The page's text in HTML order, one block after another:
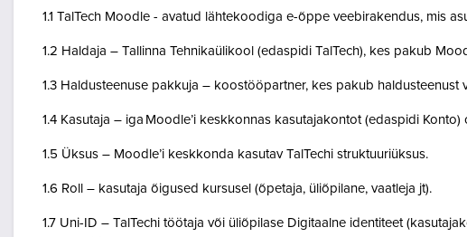
1.1 TalTech Moodle - avatud lähtekoodiga e-õppe veebirakendus, mis
1.2 Haldaja – Tallinna Tehnikaülikool (edaspidi TalTech), kes pakub
1.3 Haldusteenuse pakkuja – koostööpartner, kes pakub haldusteenust
1.4 Kasutaja – iga Moodle’i keskkonnas kasutajakontot (edaspidi Konto)
1.5 Üksus – Moodle’i keskkonda kasutav TalTechi struktuuriüksus.
1.6 Roll – kasutaja õigused kursusel (õpetaja, üliõpilane, vaatleja jt).
1.7 Uni-ID – TalTechi töötaja või üliõpilase Digitaalne identiteet